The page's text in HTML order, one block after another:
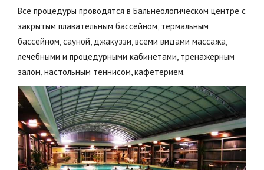
Все процедуры проводятся в Бальнеологическом центре с
закрытым плавательным бассейном, термальным
бассейном, сауной, джакуззи, всеми видами массажа,
лечебными и процедурными кабинетами, тренажерным
залом, настольным теннисом, кафетерием.